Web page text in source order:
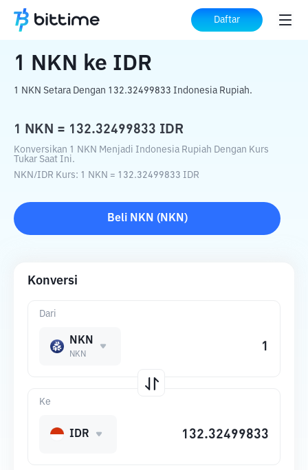
Daftar
Beranda Konverter Kripto ke IDR
1 NKN ke IDR
1 NKN Setara Dengan 132.32499833 Indonesia Rupiah.
1 NKN = 132.32499833 IDR
Konversikan 1 NKN Menjadi Indonesia Rupiah Dengan Kurs
Tukar Saat Ini.
NKN/IDR Kurs: 1 NKN = 132.32499833 IDR
Beli NKN ( NKN )
Konversi
Dari
NKN
NKN
Ke
IDR